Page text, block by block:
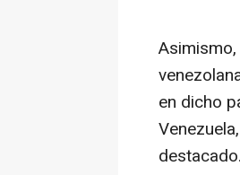
en dicho
destacado.